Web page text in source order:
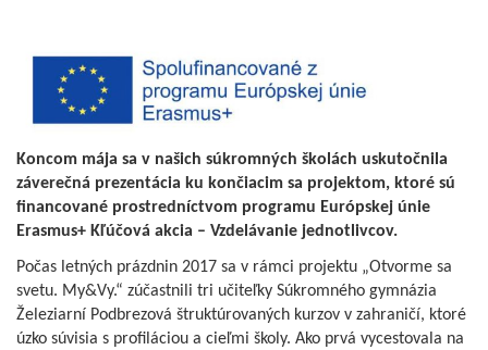
Koncom mája sa v našich súkromných školách uskutočnila
záverečná prezentácia ku končiacim sa projektom, ktoré sú
financované prostredníctvom programu Európskej únie
Erasmus+ Kľúčová akcia – Vzdelávanie jednotlivcov.
Počas letných prázdnin 2017 sa v rámci projektu „Otvorme sa
svetu. My&Vy.“ zúčastnili tri učiteľky Súkromného gymnázia
Železiarní Podbrezová štruktúrovaných kurzov v zahraničí, ktoré
úzko súvisia s profiláciou a cieľmi školy. Ako prvá vycestovala na